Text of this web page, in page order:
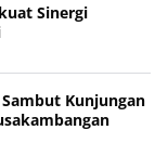
Sinergi
Kunjungan